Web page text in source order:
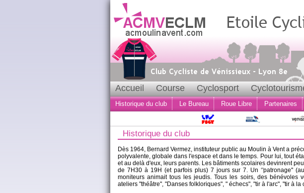
Accueil Course Cyclosport
Historique du club Le Bureau Roue Libre Partenaires
Historique du club
Dès 1964, Bernard Vermez, instituteur public au Moulin à Vent a
polyvalente, globale dans l'espace et dans le temps. Pour lui, tout
et au delà d'eux, leurs parents. Les bâtiments scolaires devinrent
de 7H30 à 19H (et parfois plus) 7 jours sur 7. Un ‘'patronage''
moniteurs animait tous les jeudis. Tous les soirs, des bénévoles
ateliers "théâtre", "Danses folkloriques", " échecs", "tir à l'arc", "tir à la